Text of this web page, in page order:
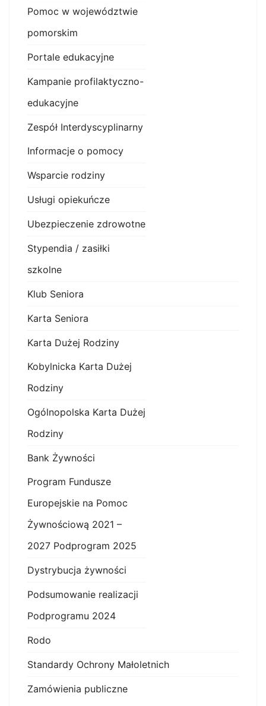
Pomoc w województwie
pomorskim
Portale edukacyjne
Kampanie profilaktyczno-
edukacyjne
Zespół Interdyscyplinarny
Informacje o pomocy
Wsparcie rodziny
Usługi opiekuńcze
Ubezpieczenie zdrowotne
Stypendia / zasiłki
szkolne
Klub Seniora
Karta Seniora
Karta Dużej Rodziny
Kobylnicka Karta Dużej
Rodziny
Ogólnopolska Karta Dużej
Rodziny
Bank Żywności
Program Fundusze
Europejskie na Pomoc
Żywnościową 2021 –
2027 Podprogram 2025
Dystrybucja żywności
Podsumowanie realizacji
Podprogramu 2024
Rodo
Standardy Ochrony Małoletnich
Zamówienia publiczne